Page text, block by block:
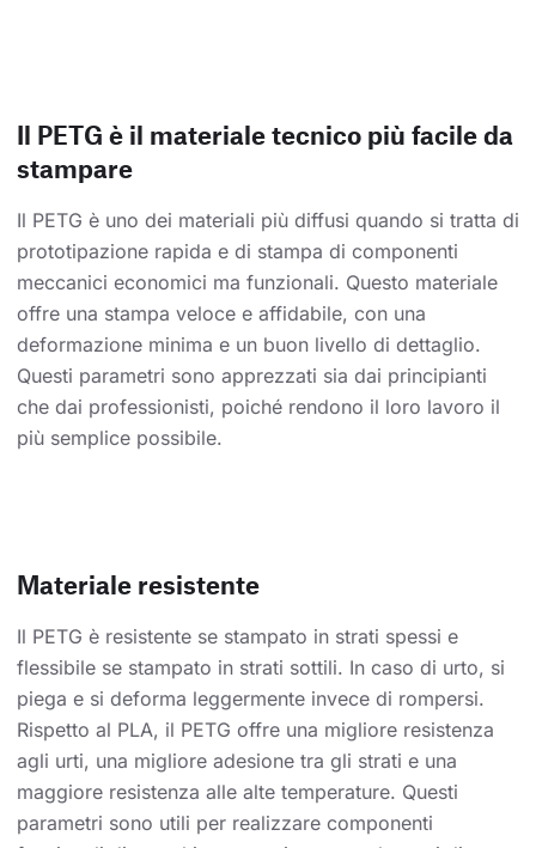
Il PETG è il materiale tecnico più facile da
stampare
Il PETG è uno dei materiali più diffusi quando si tratta di
prototipazione rapida e di stampa di componenti
meccanici economici ma funzionali. Questo materiale
offre una stampa veloce e affidabile, con una
deformazione minima e un buon livello di dettaglio.
Questi parametri sono apprezzati sia dai principianti
che dai professionisti, poiché rendono il loro lavoro il
più semplice possibile.
Materiale resistente
Il PETG è resistente se stampato in strati spessi e
flessibile se stampato in strati sottili. In caso di urto, si
piega e si deforma leggermente invece di rompersi.
Rispetto al PLA, il PETG offre una migliore resistenza
agli urti, una migliore adesione tra gli strati e una
maggiore resistenza alle alte temperature. Questi
parametri sono utili per realizzare componenti